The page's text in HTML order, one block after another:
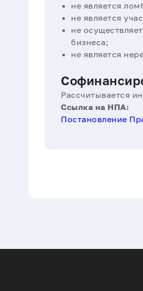
не является
не является
не
бизнеса;
не является
Рассчитывается
Ссылка на НПА:
Постановление